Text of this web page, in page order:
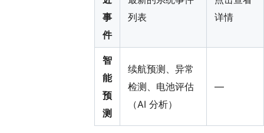
事
件
列表
详情
智
能
预
测
续航预测、异常
检测、电池评估
（AI 分析）
—